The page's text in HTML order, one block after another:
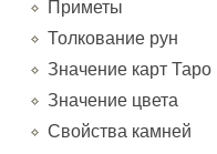
Приметы
Толкование рун
Значение карт Таро
Значение цвета
Свойства камней